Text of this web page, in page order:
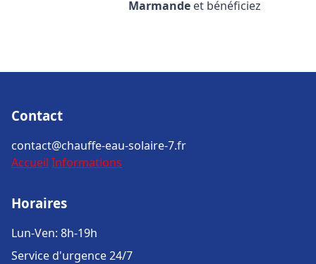
Marmande et bénéficiez
Contact
contact@chauffe-eau-solaire-7.fr
Accueil Informations
Horaires
Lun-Ven: 8h-19h
Service d'urgence 24/7